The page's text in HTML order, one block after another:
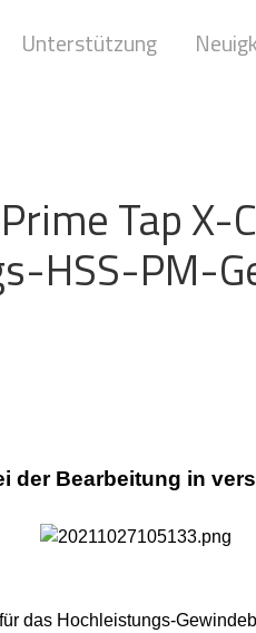
Unterstützung
Tap
HSS-PM-
der Bearbeitung in
das Hochleistungs-